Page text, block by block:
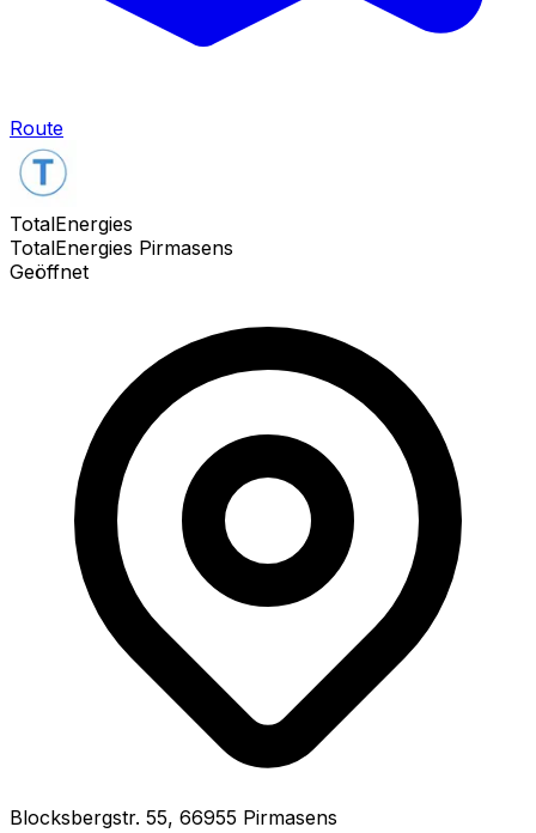
Route
TotalEnergies
TotalEnergies Pirmasens
Geöffnet
Blocksbergstr. 55, 66955 Pirmasens